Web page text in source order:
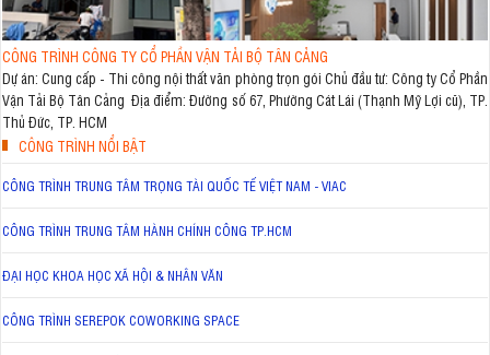
CÔNG TRÌNH CÔNG TY CỔ PHẦN VẬN TẢI BỘ TÂN CẢNG
Dự án: Cung cấp - Thi công nội thất văn phòng trọn gói Chủ đầu tư: Công ty Cổ Phần
Vận Tải Bộ Tân Cảng Địa điểm: Đường số 67, Phường Cát Lái (Thạnh Mỹ Lợi cũ), TP.
Thủ Đức, TP. HCM
CÔNG TRÌNH NỔI BẬT
CÔNG TRÌNH TRUNG TÂM TRỌNG TÀI QUỐC TẾ VIỆT NAM - VIAC
CÔNG TRÌNH TRUNG TÂM HÀNH CHÍNH CÔNG TP.HCM
ĐẠI HỌC KHOA HỌC XÃ HỘI & NHÂN VĂN
CÔNG TRÌNH SEREPOK COWORKING SPACE